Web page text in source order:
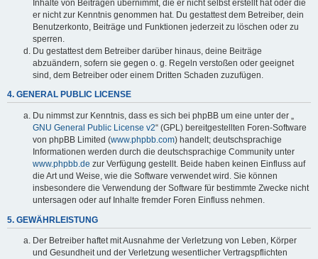
Inhalte von Beiträgen übernimmt, die er nicht selbst erstellt hat oder die
er nicht zur Kenntnis genommen hat. Du gestattest dem Betreiber, dein
Benutzerkonto, Beiträge und Funktionen jederzeit zu löschen oder zu
sperren.
Du gestattest dem Betreiber darüber hinaus, deine Beiträge
abzuändern, sofern sie gegen o. g. Regeln verstoßen oder geeignet
sind, dem Betreiber oder einem Dritten Schaden zuzufügen.
4. GENERAL PUBLIC LICENSE
Du nimmst zur Kenntnis, dass es sich bei phpBB um eine unter der „
GNU General Public License v2“ (GPL) bereitgestellten Foren-Software
von phpBB Limited (www.phpbb.com) handelt; deutschsprachige
Informationen werden durch die deutschsprachige Community unter
www.phpbb.de zur Verfügung gestellt. Beide haben keinen Einfluss auf
die Art und Weise, wie die Software verwendet wird. Sie können
insbesondere die Verwendung der Software für bestimmte Zwecke nicht
untersagen oder auf Inhalte fremder Foren Einfluss nehmen.
5. GEWÄHRLEISTUNG
Der Betreiber haftet mit Ausnahme der Verletzung von Leben, Körper
und Gesundheit und der Verletzung wesentlicher Vertragspflichten